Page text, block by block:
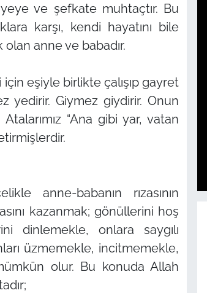
ve şefkate muhtaçtır. Bu
karşı, kendi hayatını bile
anne ve babadır.
eşiyle birlikte çalışıp gayret
yedirir. Giymez giydirir. Onun
“Ana gibi yar, vatan
anne-babanın rızasının
kazanmak; gönüllerini hoş
dinlemekle, onlara saygılı
üzmemekle, incitmemekle,
olur. Bu konuda Allah